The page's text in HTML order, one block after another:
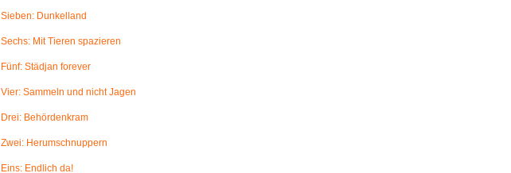
Dunkelland
Mit Tieren spazieren
Städjan forever
Sammeln und nicht Jagen
Behördenkram
Herumschnuppern
Endlich da!